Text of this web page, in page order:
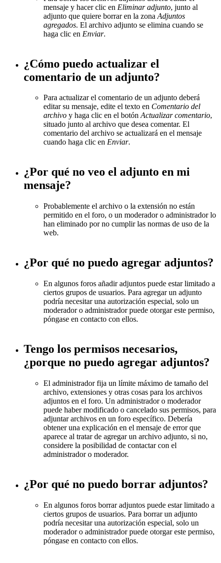
mensaje y hacer clic en Eliminar adjunto, junto al
adjunto que quiere borrar en la zona Adjuntos
agregados. El archivo adjunto se elimina cuando se
haga clic en Enviar.
¿Cómo puedo actualizar el
comentario de un adjunto?
Para actualizar el comentario de un adjunto deberá
editar su mensaje, edite el texto en Comentario del
archivo y haga clic en el botónActualizar comentario,
situado junto al archivo que desea comentar. El
comentario del archivo se actualizará en el mensaje
cuando haga clic en Enviar.
¿Por qué no veo el adjunto en mi
mensaje?
Probablemente el archivo o la extensión no están
permitido en el foro, o un moderador o administrador lo
han eliminado por no cumplir las normas de uso de la
web.
¿Por qué no puedo agregar adjuntos?
En algunos foros añadir adjuntos puede estar limitado a
ciertos grupos de usuarios. Para agregar un adjunto
podría necesitar una autorización especial, solo un
moderador o administrador puede otorgar este permiso,
póngase en contacto con ellos.
Tengo los permisos necesarios,
¿porque no puedo agregar adjuntos?
El administrador fija un límite máximo de tamaño del
archivo, extensiones y otras cosas para los archivos
adjuntos en el foro. Un administrador o moderador
puede haber modificado o cancelado sus permisos, para
adjuntar archivos en un foro específico. Debería
obtener una explicación en el mensaje de error que
aparece al tratar de agregar un archivo adjunto, si no,
considere la posibilidad de contactar con el
administrador o moderador.
¿Por qué no puedo borrar adjuntos?
En algunos foros borrar adjuntos puede estar limitado a
ciertos grupos de usuarios. Para borrar un adjunto
podría necesitar una autorización especial, solo un
moderador o administrador puede otorgar este permiso,
póngase en contacto con ellos.